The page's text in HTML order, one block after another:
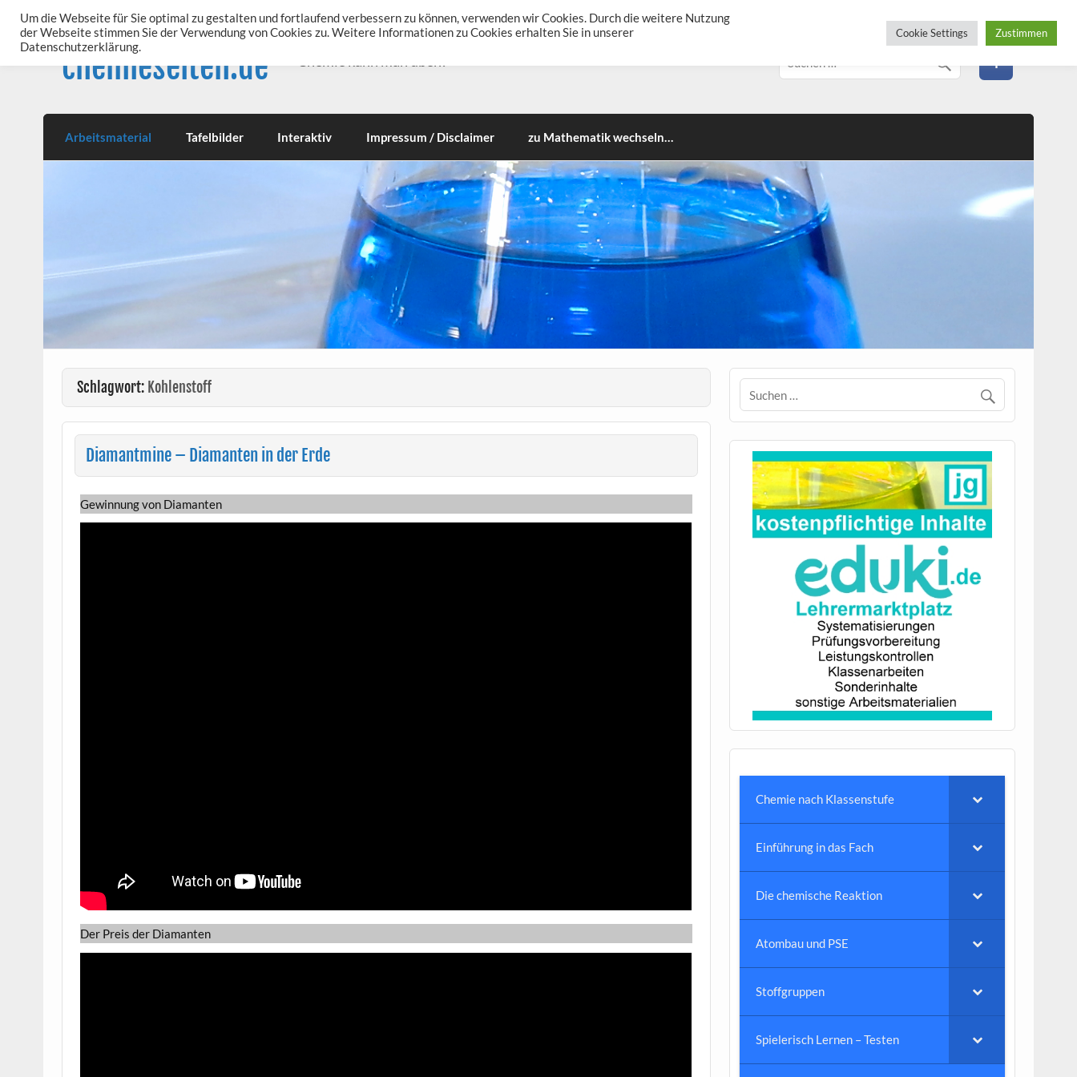
content
chemieseiten.de
Arbeitsmaterial Tafelbilder Interaktiv Impressum / Disclaimer zu Mathematik wechseln…
Schlagwort: Kohlenstoff
Diamantmine – Diamanten in der Erde
Gewinnung von Diamanten
Der Preis der Diamanten
Chemie nach Klassenstufe
Einführung in das Fach
Die chemische Reaktion
Atombau und PSE
Stoffgruppen
Spielerisch Lernen – Testen
Um die Webseite für Sie optimal zu gestalten und fortlaufend verbessern zu können, verwenden wir Cookies. Durch die weitere Nutzung
der Webseite stimmen Sie der Verwendung von Cookies zu. Weitere Informationen zu Cookies erhalten Sie in unserer
Datenschutzerklärung.
Cookie Settings Zustimmen